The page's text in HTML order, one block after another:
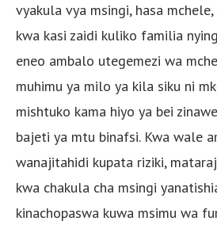
vyakula vya msingi, hasa
kwa kasi zaidi kuliko familia
eneo ambalo utegemezi wa
muhimu ya milo ya kila siku ni
mishtuko kama hiyo ya bei
bajeti ya mtu binafsi. Kwa wale
wanajitahidi kupata riziki,
kwa chakula cha msingi
kinachopaswa kuwa msimu wa